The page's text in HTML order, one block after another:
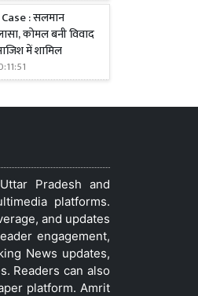
: सलमान
कोमल बनी विवाद
में शामिल
Pradesh and
platforms.
and updates
engagement,
News updates,
Readers can also
platform. Amrit